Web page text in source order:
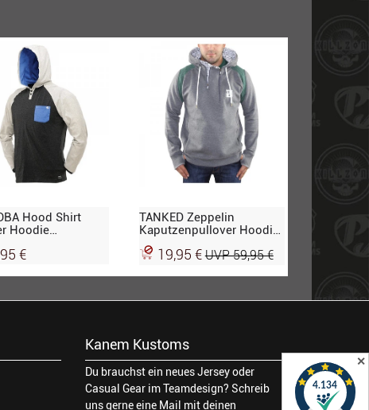
Hood Shirt
Hoodie
grey-
€
TANKED Zeppelin
Kaputzenpullover Hoodie,
grau-grün
19,95 €UVP 59,95 €
Kanem Kustoms
Du brauchst ein neues Jersey oder
Casual Gear im Teamdesign? Schreib
uns gerne eine Mail mit deinen
✕